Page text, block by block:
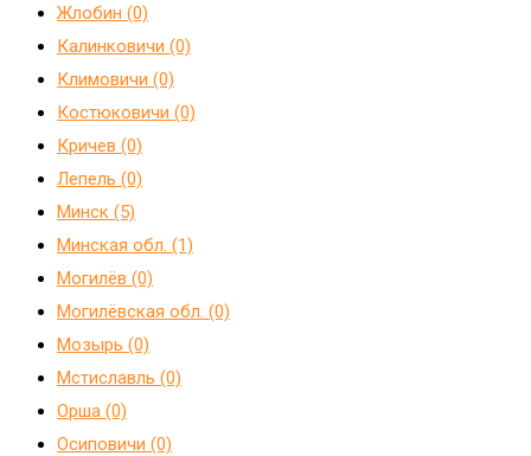
Жлобин (0)
Калинковичи (0)
Климовичи (0)
Костюковичи (0)
Кричев (0)
Лепель (0)
Минск (5)
Минская обл. (1)
Могилёв (0)
Могилёвская обл. (0)
Мозырь (0)
Мстиславль (0)
Орша (0)
Осиповичи (0)